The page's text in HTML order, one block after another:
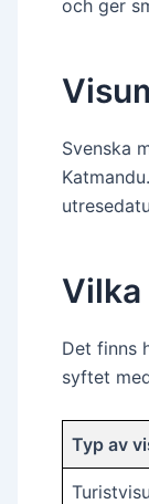
och ger
Svenska
Det finns
syftet
Typ av